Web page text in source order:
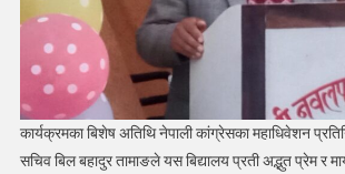
कार्यक्रमका बिशेष अतिथि नेपाली कांग्रेसका महाधिवेशन
सचिव बिल बहादुर तामाङले यस बिद्यालय प्रती अद्भुत प्रेम र